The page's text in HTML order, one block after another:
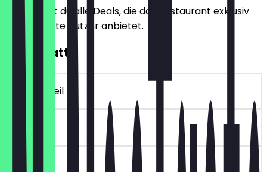
Hier findest du alle Deals, die das Restaurant exklusiv
für NeoTaste Nutzer anbietet.
10€ Rabatt
~€ 10 Vorteil
90 Tage
vor Ort